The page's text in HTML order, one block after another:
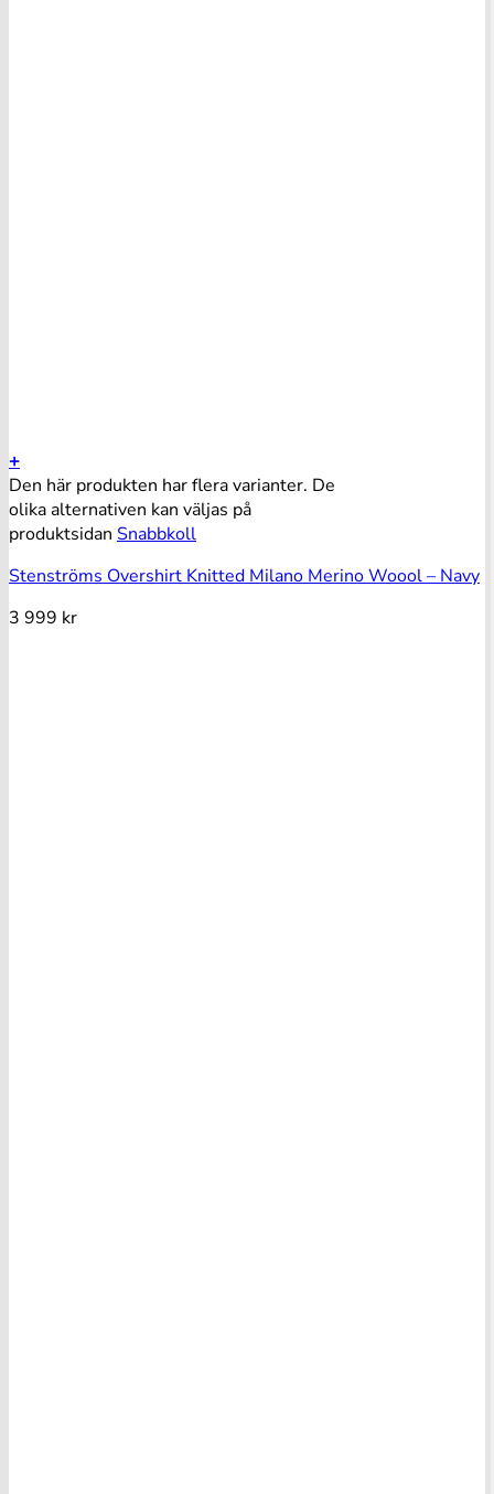
+
Den här produkten har flera varianter. De
olika alternativen kan väljas på
produktsidan Snabbkoll
Stenströms Overshirt Knitted Milano Merino Woool – Navy
3 999 kr